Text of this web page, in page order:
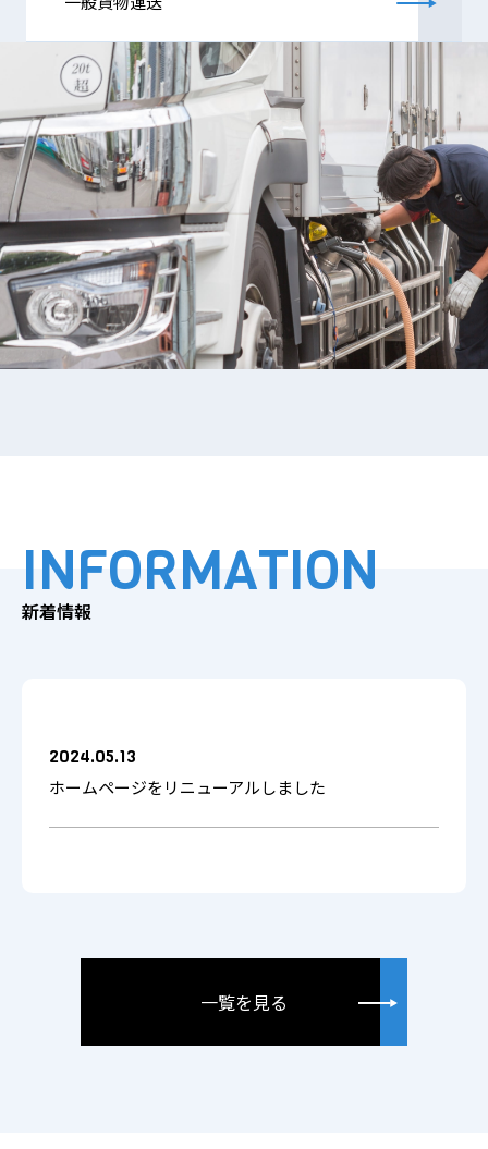
INFORMATION
新着情報
2024.05.13
ホームページをリニューアルしました
一覧を見る